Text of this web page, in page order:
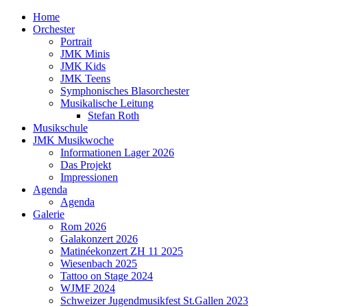
Home
Orchester
Portrait
JMK Minis
JMK Kids
JMK Teens
Symphonisches Blasorchester
Musikalische Leitung
Stefan Roth
Musikschule
JMK Musikwoche
Informationen Lager 2026
Das Projekt
Impressionen
Agenda
Agenda
Galerie
Rom 2026
Galakonzert 2026
Matinéekonzert ZH 11 2025
Wiesenbach 2025
Tattoo on Stage 2024
WJMF 2024
Schweizer Jugendmusikfest St.Gallen 2023